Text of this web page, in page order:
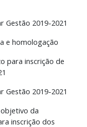
Gestão 2019-2021
e homologação
para inscrição de
Gestão 2019-2021
da
inscrição dos